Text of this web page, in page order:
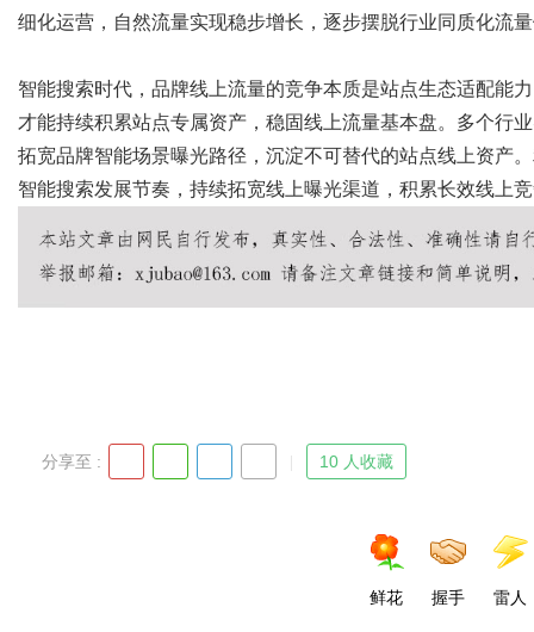
细化运营，自然流量实现稳步增长，逐步摆脱行业同质化流
智能搜索时代，品牌线上流量的竞争本质是站点生态适配能
才能持续积累站点专属资产，稳固线上流量基本盘。多个行
拓宽品牌智能场景曝光路径，沉淀不可替代的站点线上资产
智能搜索发展节奏，持续拓宽线上曝光渠道，积累长效线上
分享至 : 10 人收藏
鲜花 握手 雷人